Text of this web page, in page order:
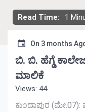
Read Time: 1
On 3 months
ಬಿ. ಬಿ. ಹೆಗ್ಡೆ
ಮಾಲಿಕೆ
Views: 44
ಕುಂದಾಪುರ